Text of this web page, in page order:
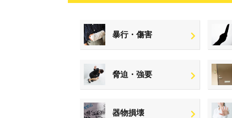
暴行・傷害
脅迫・強要
器物損壊